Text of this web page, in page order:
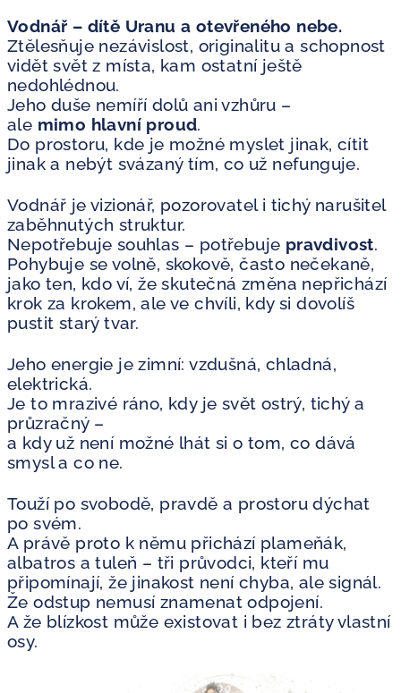
Vodnář – dítě Uranu a otevřeného nebe.
Ztělesňuje nezávislost, originalitu a schopnost
vidět svět z místa, kam ostatní ještě
nedohlédnou.
Jeho duše nemíří dolů ani vzhůru –
ale mimo hlavní proud.
Do prostoru, kde je možné myslet jinak, cítit
jinak a nebýt svázaný tím, co už nefunguje.
Vodnář je vizionář, pozorovatel i tichý narušitel
zaběhnutých struktur.
Nepotřebuje souhlas – potřebuje pravdivost.
Pohybuje se volně, skokově, často nečekaně,
jako ten, kdo ví, že skutečná změna nepřichází
krok za krokem, ale ve chvíli, kdy si dovolíš
pustit starý tvar.
Jeho energie je zimní: vzdušná, chladná,
elektrická.
Je to mrazivé ráno, kdy je svět ostrý, tichý a
průzračný –
a kdy už není možné lhát si o tom, co dává
smysl a co ne.
Touží po svobodě, pravdě a prostoru dýchat
po svém.
A právě proto k němu přichází plameňák,
albatros a tuleň – tři průvodci, kteří mu
připomínají, že jinakost není chyba, ale signál.
Že odstup nemusí znamenat odpojení.
A že blízkost může existovat i bez ztráty vlastní
osy.